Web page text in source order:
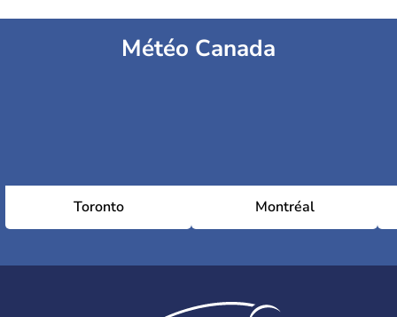
Météo Canada
Toronto Montréal